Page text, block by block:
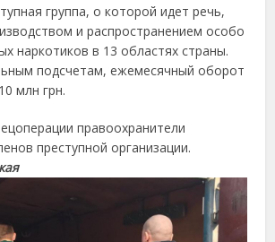
группа, о которой идет речь,
и распространением особо
наркотиков в 13 областях страны.
подсчетам, ежемесячный оборот
млн грн.
правоохранители
преступной организации.